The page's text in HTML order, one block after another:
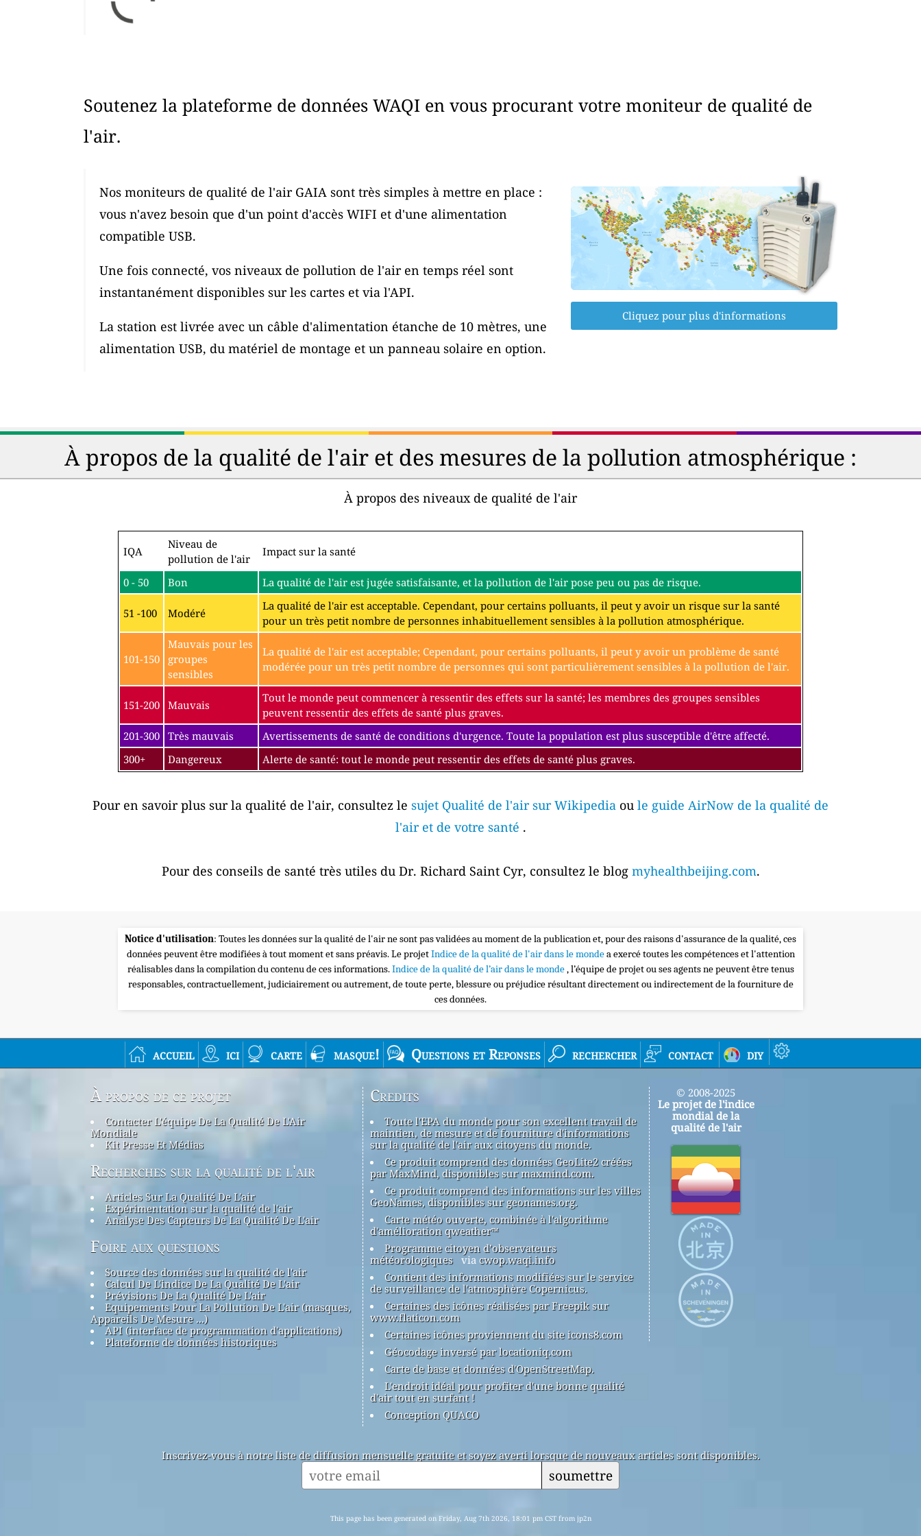
Soutenez la plateforme de données WAQI en vous procurant votre moniteur de qualité de
l'air.
Nos moniteurs de qualité de l'air GAIA sont très simples à mettre en place :
vous n'avez besoin que d'un point d'accès WIFI et d'une alimentation
compatible USB.
Une fois connecté, vos niveaux de pollution de l'air en temps réel sont
instantanément disponibles sur les cartes et via l'API.
La station est livrée avec un câble d'alimentation étanche de 10 mètres, une
alimentation USB, du matériel de montage et un panneau solaire en option.
Cliquez pour plus d'informations
À propos de la qualité de l'air et des mesures de la pollution atmosphérique :
À propos des niveaux de qualité de l'air
IQA
Niveau de
pollution de l'air
Impact sur la santé
0 - 50 Bon La qualité de l'air est jugée satisfaisante, et la pollution de l'air pose peu ou pas de risque.
51 -100 Modéré
La qualité de l'air est acceptable. Cependant, pour certains polluants, il peut y avoir un risque sur la santé
pour un très petit nombre de personnes inhabituellement sensibles à la pollution atmosphérique.
101-150
Mauvais pour les
groupes
sensibles
La qualité de l'air est acceptable; Cependant, pour certains polluants, il peut y avoir un problème de santé
modérée pour un très petit nombre de personnes qui sont particulièrement sensibles à la pollution de l'air.
151-200 Mauvais
Tout le monde peut commencer à ressentir des effets sur la santé; les membres des groupes sensibles
peuvent ressentir des effets de santé plus graves.
201-300 Très mauvais
Avertissements de santé de conditions d'urgence. Toute la population est plus susceptible d'être affecté.
300+
Dangereux Alerte de santé: tout le monde peut ressentir des effets de santé plus graves.
Pour en savoir plus sur la qualité de l'air, consultez le sujet Qualité de l'air sur Wikipedia ou le guide AirNow de la qualité de
l'air et de votre santé .
Pour des conseils de santé très utiles du Dr. Richard Saint Cyr, consultez le blog myhealthbeijing.com.
Notice d'utilisation: Toutes les données sur la qualité de l'air ne sont pas validées au moment de la publication et, pour des raisons d'assurance de la qualité, ces
données peuvent être modifiées à tout moment et sans préavis. Le projetIndice de la qualité de l'air dans le mondea exercé toutes les compétences et l'attention
réalisables dans la compilation du contenu de ces informations.Indice de la qualité de l’air dans le monde, l’équipe de projet ou ses agents ne peuvent être tenus
responsables, contractuellement, judiciairement ou autrement, de toute perte, blessure ou préjudice résultant directement ou indirectement de la fourniture de
ces données.
accueil ici carte masque! Questions et Reponses rechercher contact diy
À propos de ce projet
Contacter L'équipe De La Qualité De L'Air
Mondiale
Kit Presse Et Médias
Recherches sur la qualité de l'air
Articles Sur La Qualité De L'air
Expérimentation sur la qualité de l'air
Analyse Des Capteurs De La Qualité De L'air
Foire aux questions
Source des données sur la qualité de l'air
Calcul De L'indice De La Qualité De L'air
Prévisions De La Qualité De L'air
Equipements Pour La Pollution De L'air (masques,
Appareils De Mesure ...)
API (interface de programmation d'applications)
Plateforme de données historiques
Credits
Toute l'EPA du monde pour son excellent travail de
maintien, de mesure et de fourniture d'informations
sur la qualité de l'air aux citoyens du monde.
Ce produit comprend des données GeoLite2 créées
par MaxMind, disponibles sur maxmind.com.
Ce produit comprend des informations sur les villes
GeoNames, disponibles sur geonames.org.
Carte météo ouverte, combinée à l'algorithme
d'amélioration qweather™
Programme citoyen d’observateurs
météorologiques via cwop.waqi.info
Contient des informations modifiées sur le service
de surveillance de l'atmosphère Copernicus.
Certaines des icônes réalisées par Freepik sur
www.flaticon.com
Certaines icônes proviennent du site icons8.com
Géocodage inversé par locationiq.com
Carte de base et données d'OpenStreetMap.
L'endroit idéal pour profiter d'une bonne qualité
d'air tout en surfant !
Conception QUACO
© 2008-2025
Le projet de l'indice
mondial de la
qualité de l'air
Inscrivez-vous à notre liste de diffusion mensuelle gratuite et soyez averti lorsque de nouveaux articles sont disponibles.
soumettre
This page has been generated on Friday, Aug 7th 2026, 18:01 pm CST from jp2n